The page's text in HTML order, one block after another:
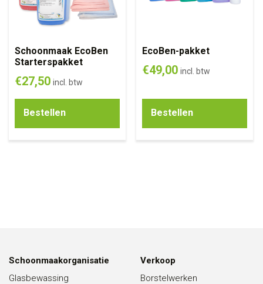
Schoonmaak EcoBen
Starterspakket
€27,50 incl. btw
Bestellen
EcoBen-pakket
€49,00 incl. btw
Bestellen
Schoonmaakorganisatie
Glasbewassing
Verkoop
Borstelwerken